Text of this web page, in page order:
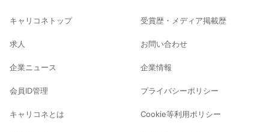
キャリコネトップ
求人
企業ニュース
会員ID管理
キャリコネとは
受賞歴・メディア掲載歴
お問い合わせ
企業情報
プライバシーポリシー
Cookie等利用ポリシー